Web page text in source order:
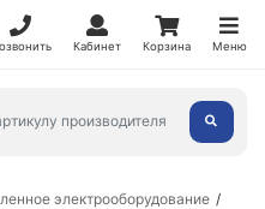
Кабинет Корзина Меню
электрооборудование